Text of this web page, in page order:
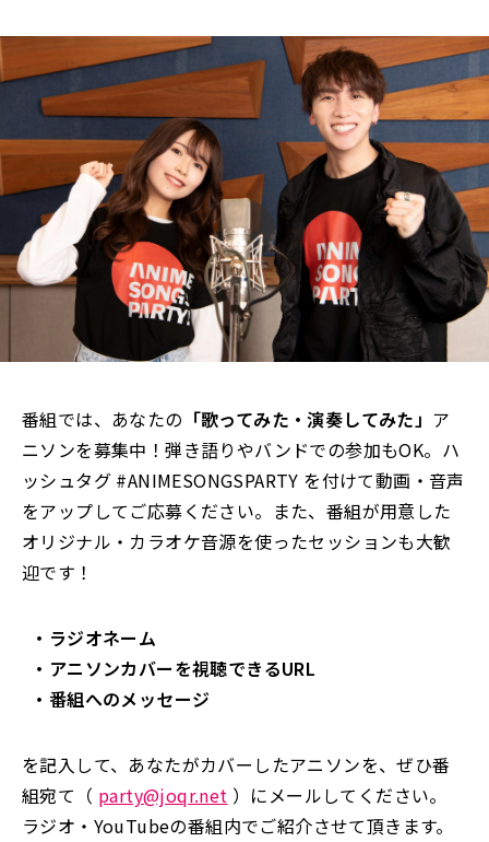
番組では、あなたの 「歌ってみた・演奏してみた」 ア
ニソンを募集中！弾き語りやバンドでの参加もOK。ハ
ッシュタグ #ANIMESONGSPARTY を付けて動画・音声
をアップしてご応募ください。また、番組が用意した
オリジナル・カラオケ音源を使ったセッションも大歓
迎です！
・ラジオネーム
・アニソンカバーを視聴できるURL
・番組へのメッセージ
を記入して、あなたがカバーしたアニソンを、ぜひ番
組宛て（ party@joqr.net ）にメールしてください。
ラジオ・YouTubeの番組内でご紹介させて頂きます。